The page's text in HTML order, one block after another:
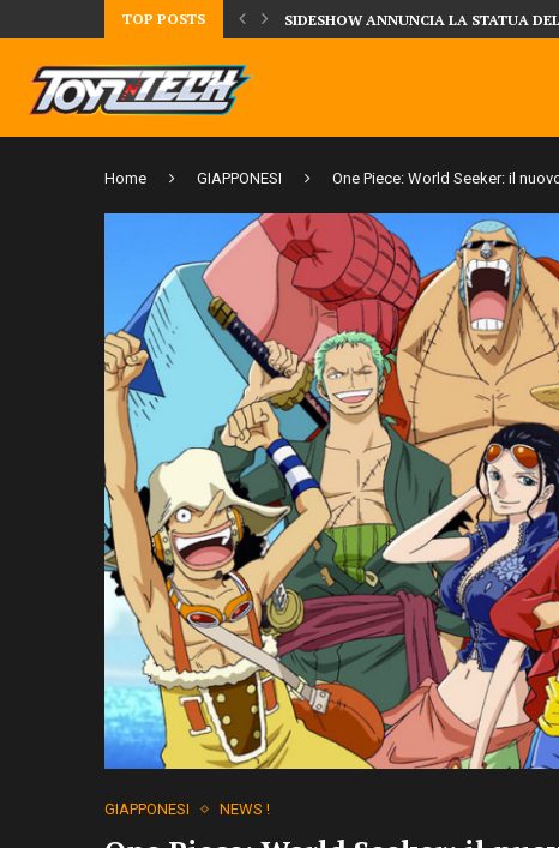
TOP POSTS
DELLA CRRATURA DELLA LAGUNA...DAL MONDO DEGLI X-MEN ARRIVA
Home GIAPPONESI One Piece: World Seeker: il
GIAPPONESI NEWS !